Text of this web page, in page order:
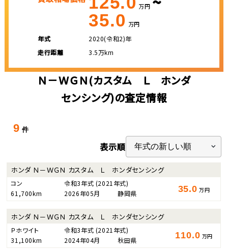
万円
35.0 万円
年式
2020(令和2)年
走行距離
3.5万km
Ｎ－ＷＧＮ(カスタム Ｌ ホンダ
センシング)の査定情報
9 件
表示順
ホンダ Ｎ－ＷＧＮ カスタム Ｌ ホンダセンシング
コン 令和3年式 (2021年式)
61,700km
2026年05月 静岡県 35.0 万円
ホンダ Ｎ－ＷＧＮ カスタム Ｌ ホンダセンシング
Ｐホワイト 令和3年式 (2021年式)
31,100km
2024年04月 秋田県 110.0 万円